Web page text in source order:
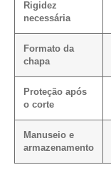
Rigidez
necessária
Formato da
chapa
Proteção após
o corte
Manuseio e
armazenamento